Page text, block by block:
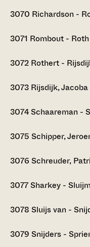
3070 Richardson -
3071 Rombout - Roth
3072 Rothert -
3073 Rijsdijk,
3074Schaareman -
3075 Schipper,
3076 Schreuder,
3077Sharkey -
3078 Sluijs van -
3079 Snijders -